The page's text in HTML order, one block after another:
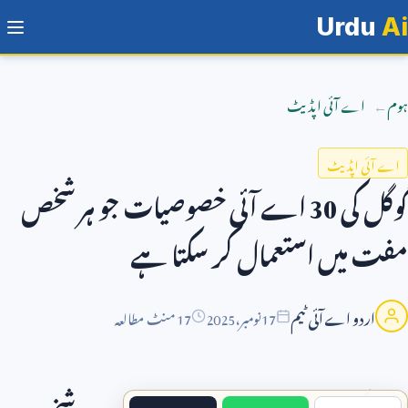
Urdu Ai
ہوم اے آئی اپڈیٹ
اے آئی اپڈیٹ
گوگل کی30اے آئی خصوصیات جو ہر شخص
مفت میں استعمال کر سکتا ہے
اردو اے آئی ٹیم 17نومبر،2025 17 منٹ مطالعہ